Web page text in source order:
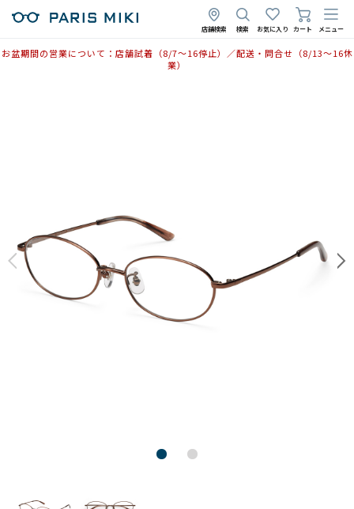
店舗検索 検索 お気に入り カート メニュー
お盆期間の営業について：店舗試着（8/7〜16停止）／配送・問合せ（8/13〜16休
業）